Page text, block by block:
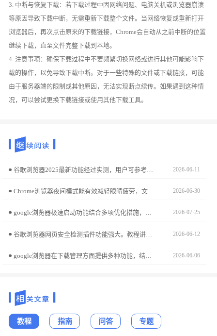
3. 中断与恢复下载：若下载过程中因网络问题、电脑关机或浏览器崩溃
等原因导致下载中断，无需重新下载整个文件。当网络恢复或重新打开
浏览器后，再次点击原来的下载链接，Chrome会自动从之前中断的位置
继续下载，直至文件完整下载到本地。
4. 注意事项：确保下载过程中不要频繁切换网络或进行其他可能影响下
载的操作，以免导致下载中断。对于一些特殊的文件或下载链接，可能
由于服务器端的限制或其他原因，无法实现断点续传。如果遇到这种情
况，可以尝试更换下载链接或使用其他下载工具。
谷歌浏览器2025最新功能经过实测，用户可参考更新体验，评估新功能带来的效率提升和实用性，从而决定是否升级。 2026-06-11
Chrome浏览器夜间模式能有效减轻眼睛疲劳，文章详细讲解设置方法及护眼操作技巧，帮助用户在低光环境下舒适浏览网页，提高整体使用体验。 2026-06-30
google浏览器极速启动功能结合多项优化措施，实现快速流畅的浏览体验。本文分享实操经验，帮助用户有效提升启动速度和整体性能。 2026-07-25
谷歌浏览器网页安全检测插件功能强大。教程讲解配置方法、操作技巧及经验分享，帮助用户提升网页安全防护能力。 2026-06-12
google浏览器在下载管理方面提供多种功能，结合优化操作技巧与方法，用户可更合理地调度任务并提升整体下载效率。 2026-06-06
教程 指南 问答 专题